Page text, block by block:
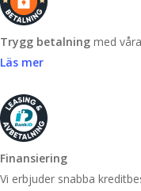
Trygg betalning med
Läs mer
Finansiering
Vi erbjuder snabba